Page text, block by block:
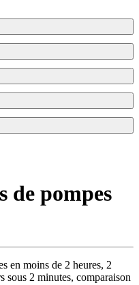
de pompes
en moins de 2 heures, 2
sous 2 minutes, comparaison